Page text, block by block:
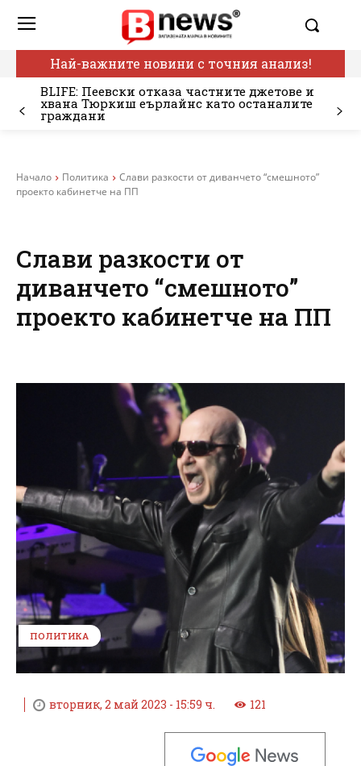
Най-важните новини с точния анализ!
BLIFE: Пеевски отказа частните джетове и
хвана Тюркиш еърлайнс като останалите
граждани
Начало Политика
Слави разкости от диванчето “смешното”
проекто кабинетче на ПП
Слави разкости от
диванчето “смешното”
проекто кабинетче на ПП
ПОЛИТИКА
вторник, 2 май 2023 - 15:59 ч. 121